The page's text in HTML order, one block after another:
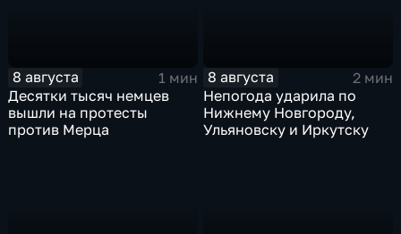
8 августа
1 мин
Десятки тысяч немцев
вышли на протесты
против Мерца
8 августа
2 мин
Непогода ударила по
Нижнему Новгороду,
Ульяновску и Иркутску